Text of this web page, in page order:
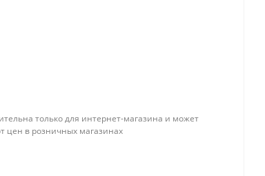
только для интернет-магазина и может
цен в розничных магазинах